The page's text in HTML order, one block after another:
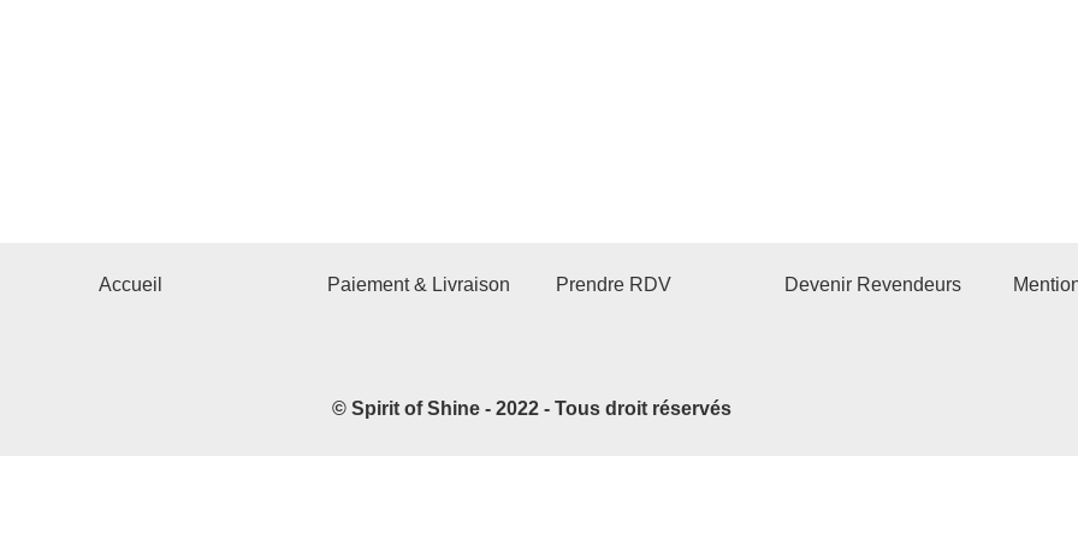
Accueil Paiement & Livraison Prendre RDV Devenir Revendeurs
© Spirit of Shine - 2022 - Tous droit réservés